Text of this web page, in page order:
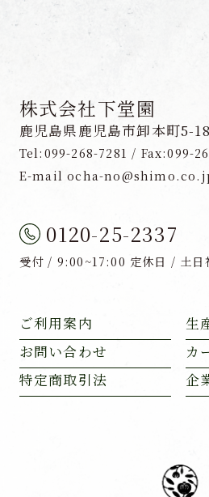
株式会社下堂園
鹿児島県鹿児島市卸本町5-18
Tel:099-268-7281 / Fax:099-
E-mail ocha-
0120-25-2337
受付 / 9:00~17:00 定休日 / 土日
ご利用案内
生
お問い合わせ
カ
特定商取引法
企